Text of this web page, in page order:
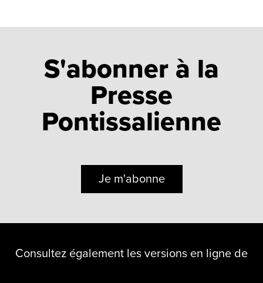
S'abonner à la
Presse
Pontissalienne
Je m'abonne
Consultez également les versions en ligne de